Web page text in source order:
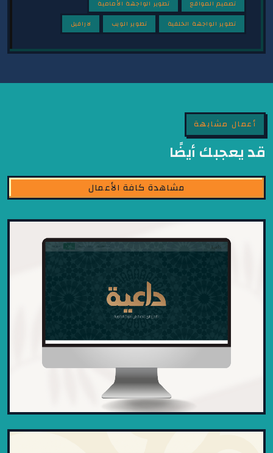
تصميم المواقع
تطوير الواجهة الأمامية
تطوير الواجهة الخلفية
تطوير الويب لارافيل
أعمال مشابهة
قد يعجبك أيضًا
مشاهدة كافة الأعمال